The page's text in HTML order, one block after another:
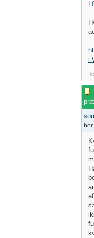
i-
bor